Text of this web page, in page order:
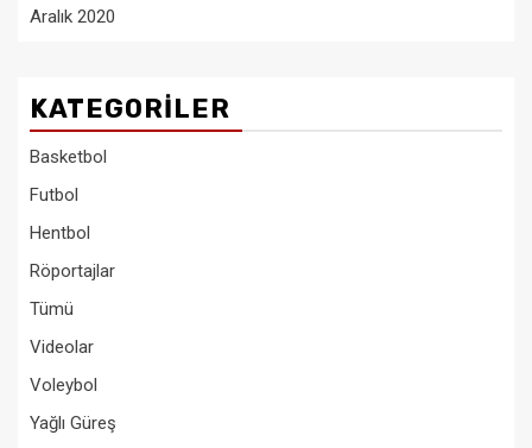
Aralık 2020
KATEGORILER
Basketbol
Futbol
Hentbol
Röportajlar
Tümü
Videolar
Voleybol
Yağlı Güreş